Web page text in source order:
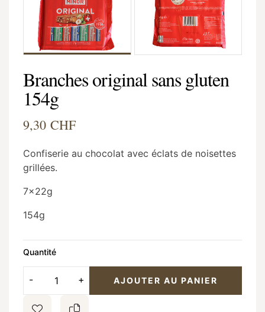
Branches original sans gluten
154g
9,30 CHF
Confiserie au chocolat avec éclats de noisettes
grillées.
7x22g
154g
Quantité
AJOUTER AU PANIER